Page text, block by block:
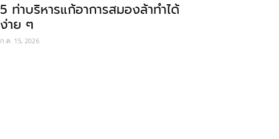
5 ท่าบริหารแก้อาการสมองล้าทำได้
ง่าย ๆ
ก.ค. 15, 2026